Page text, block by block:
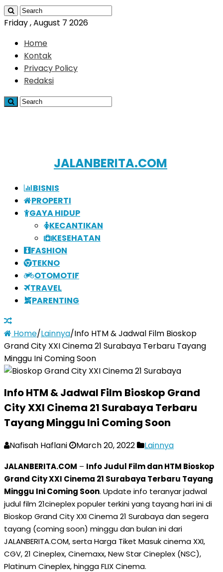
Friday , August 7 2026
Home
Kontak
Privacy Policy
Redaksi
JALANBERITA.COM
BISNIS
PROPERTI
GAYA HIDUP
KECANTIKAN
KESEHATAN
FASHION
TEKNO
OTOMOTIF
TRAVEL
PARENTING
Home/Lainnya/Info HTM & Jadwal Film Bioskop
Grand City XXI Cinema 21 Surabaya Terbaru Tayang
Minggu Ini Coming Soon
Info HTM & Jadwal Film Bioskop Grand
City XXI Cinema 21 Surabaya Terbaru
Tayang Minggu Ini Coming Soon
Nafisah Haflani March 20, 2022 Lainnya
JALANBERITA.COM – Info Judul Film dan HTM Bioskop
Grand City XXI Cinema 21 Surabaya Terbaru Tayang
Minggu Ini Coming Soon. Update info teranyar jadwal
judul film 21cineplex populer terkini yang tayang hari ini di
Bioskop Grand City XXI Cinema 21 Surabaya dan segera
tayang (coming soon) minggu dan bulan ini dari
JALANBERITA.COM, serta Harga Tiket Masuk cinema XXI,
CGV, 21 Cineplex, Cinemaxx, New Star Cineplex (NSC),
Platinum Cineplex, hingga FLIX Cinema.